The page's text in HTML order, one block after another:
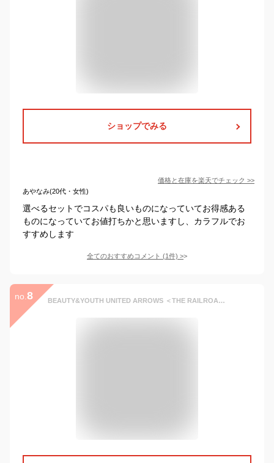
ショップでみる
価格と在庫を楽天でチェック >>
あやなみ(20代・女性)
選べるセットでコスパも良いものになっていてお得感ある
ものになっていてお値打ちかと思いますし、カラフルでお
すすめします
全てのおすすめコメント (1件) >
no. 8 BEAUTY&YOUTH UNITED ARROWS ＜THE RAILROAD SOCK＞HEALTH TRAK ソックス/2P ビューティー＆ユース ユナイテッドアローズ 靴下・レッグウェア 靴下 ホワイト ブラック